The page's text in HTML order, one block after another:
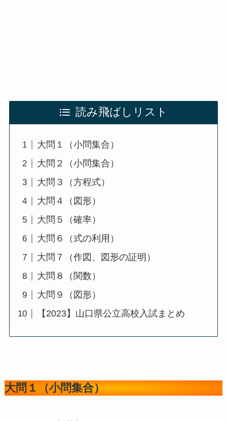
読み飛ばしリスト
大問１（小問集合）
大問２（小問集合）
大問３（方程式）
大問４（図形）
大問５（確率）
大問６（式の利用）
大問７（作図、図形の証明）
大問８（関数）
大問９（図形）
【2023】山口県公立高校入試まとめ
大問１（小問集合）